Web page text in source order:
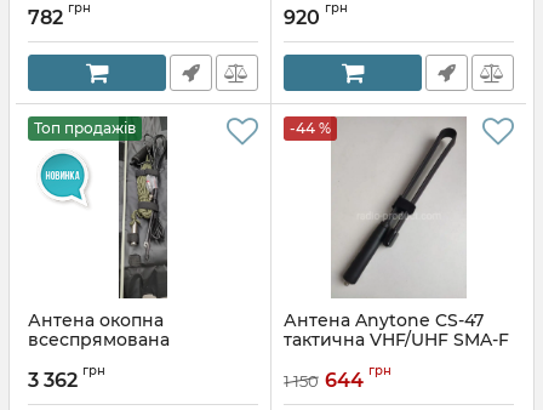
Артикул:
782 грн
Артикул:
920 грн
Топ продажів
Антена окопна
всеспрямована
Артикул:
3 362 грн
-44 %
Антена Anytone CS-47
тактична VHF/UHF SMA-F
1 150 644 грн